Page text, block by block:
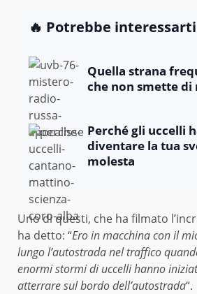
🔥 Potrebbe
Quella strana
che non smette di
Perché gli uccelli
diventare la tua
molesta
Uno di questi, che ha filmato
ha detto: “Ero in macchina con il
lungo l’autostrada nel traffico
enormi stormi di uccelli hanno
atterrare sul bordo dell’autostrada“.